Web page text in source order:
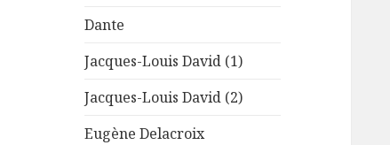
Dante
Jacques-Louis David (1)
Jacques-Louis David (2)
Eugène Delacroix